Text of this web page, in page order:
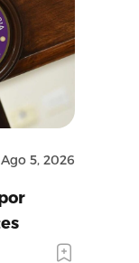
Ago 5, 2026